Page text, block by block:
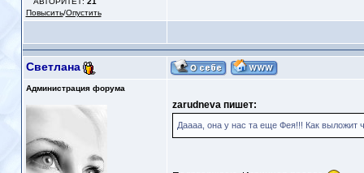
Повысить/Опустить
Светлана
Администрация форума
zarudneva пишет:
Даааа, она у нас та еще Фея!!! Как выложит